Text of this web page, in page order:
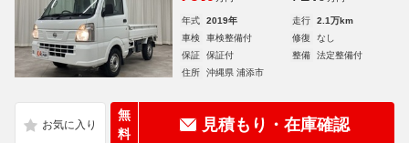
年式 2019年 走行
2.1万km
車検
車検整備付 修復
なし
保証
保証付 整備
法定整備付
住所
沖縄県 浦添市
無
料
見積もり・在庫確認